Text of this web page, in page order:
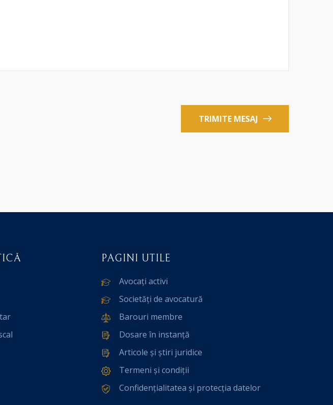
TRIMITE MESAJ
PAGINI UTILE
Avocați activi
Societăți de avocatură
Barouri membre
Dosare în instanță
Articole și știri juridice
Termeni și condiții
Confidențialitatea și protecția datelor